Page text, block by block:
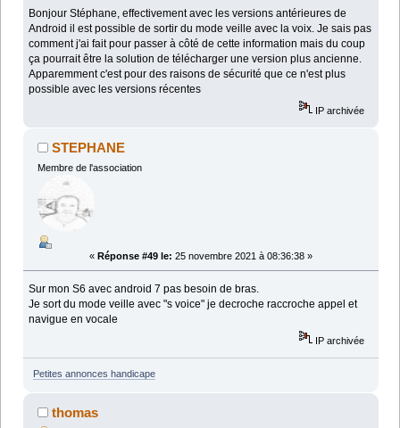
Bonjour Stéphane, effectivement avec les versions antérieures de
Android il est possible de sortir du mode veille avec la voix. Je sais pas
comment j'ai fait pour passer à côté de cette information mais du coup
ça pourrait être la solution de télécharger une version plus ancienne.
Apparemment c'est pour des raisons de sécurité que ce n'est plus
possible avec les versions récentes
IP archivée
STEPHANE
Membre de l'association
« Réponse #49 le: 25 novembre 2021 à 08:36:38 »
Sur mon S6 avec android 7 pas besoin de bras.
Je sort du mode veille avec "s voice" je decroche raccroche appel et
navigue en vocale
IP archivée
Petites annonces handicape
thomas